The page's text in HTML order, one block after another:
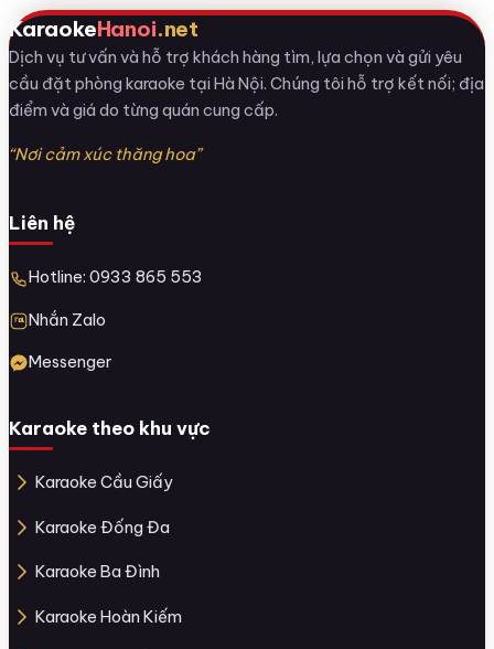
KaraokeHanoi.net
Dịch vụ tư vấn và hỗ trợ khách hàng tìm, lựa chọn và gửi yêu
cầu đặt phòng karaoke tại Hà Nội. Chúng tôi hỗ trợ kết nối; địa
điểm và giá do từng quán cung cấp.
“Nơi cảm xúc thăng hoa”
Liên hệ
Hotline: 0933 865 553
Nhắn Zalo
Messenger
Karaoke theo khu vực
Karaoke Cầu Giấy
Karaoke Đống Đa
Karaoke Ba Đình
Karaoke Hoàn Kiếm